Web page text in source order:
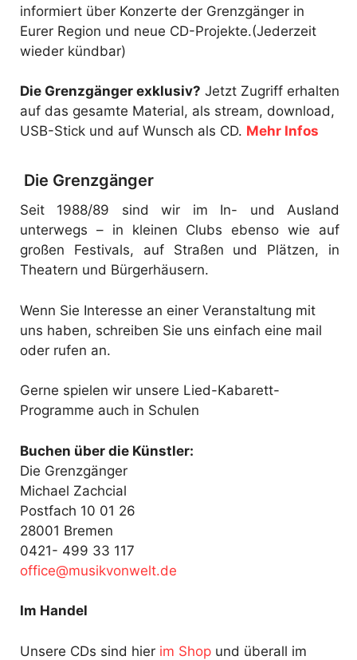
informiert über Konzerte der Grenzgänger in
Eurer Region und neue CD-Projekte.(Jederzeit
wieder kündbar)
Die Grenzgänger exklusiv? Jetzt Zugriff erhalten
auf das gesamte Material, als stream, download,
USB-Stick und auf Wunsch als CD. Mehr Infos
Die Grenzgänger
Seit 1988/89 sind wir im In- und Ausland
unterwegs – in kleinen Clubs ebenso wie auf
großen Festivals, auf Straßen und Plätzen, in
Theatern und Bürgerhäusern.
Wenn Sie Interesse an einer Veranstaltung mit
uns haben, schreiben Sie uns einfach eine mail
oder rufen an.
Gerne spielen wir unsere Lied-Kabarett-
Programme auch in Schulen
Buchen über die Künstler:
Die Grenzgänger
Michael Zachcial
Postfach 10 01 26
28001 Bremen
0421- 499 33 117
ed.tl
ewnov
kisum
@ecif
fo
Im Handel
Unsere CDs sind hier im Shop und überall im